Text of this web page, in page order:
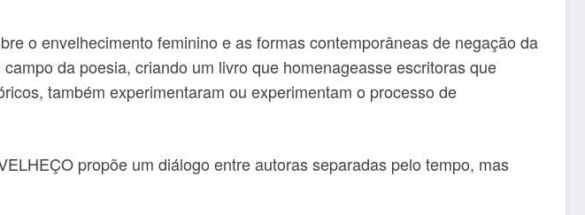
o envelhecimento feminino e as formas contemporâneas de negação da
da poesia, criando um livro que homenageasse escritoras que
também experimentaram ou experimentam o processo de
propõe um diálogo entre autoras separadas pelo tempo, mas